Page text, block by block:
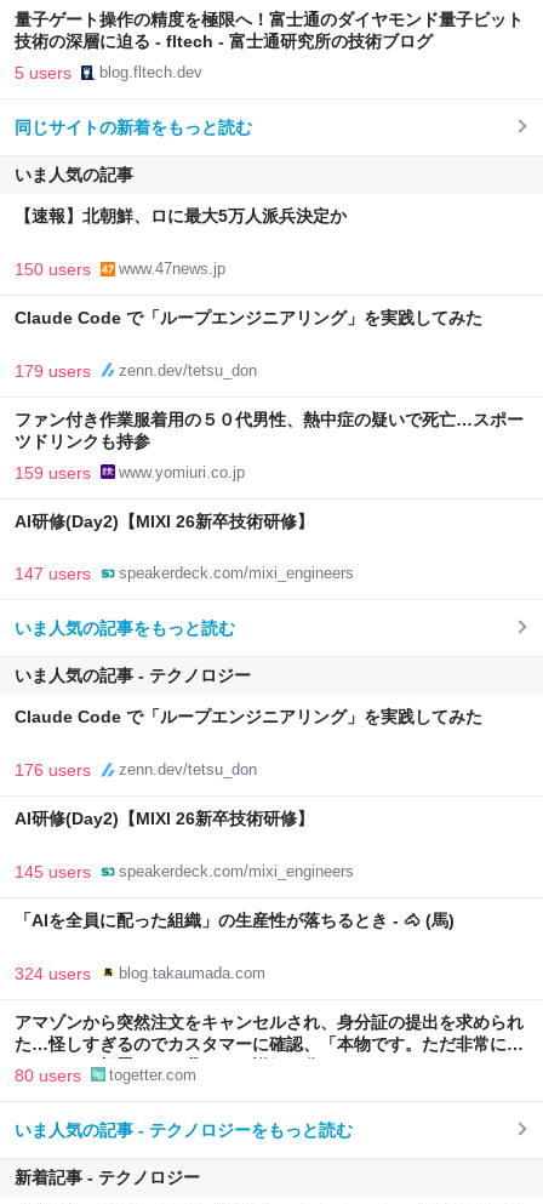
量子ゲート操作の精度を極限へ！富士通のダイヤモンド量子ビット
技術の深層に迫る - fltech - 富士通研究所の技術ブログ
5 users blog.fltech.dev
同じサイトの新着をもっと読む
いま人気の記事
【速報】北朝鮮、ロに最大5万人派兵決定か
150 users www.47news.jp
Claude Code で「ループエンジニアリング」を実践してみた
179 users zenn.dev/tetsu_don
ファン付き作業服着用の５０代男性、熱中症の疑いで死亡…スポー
ツドリンクも持参
159 users www.yomiuri.co.jp
AI研修(Day2)【MIXI 26新卒技術研修】
147 users speakerdeck.com/mixi_engineers
いま人気の記事をもっと読む
いま人気の記事 - テクノロジー
Claude Code で「ループエンジニアリング」を実践してみた
176 users zenn.dev/tetsu_don
AI研修(Day2)【MIXI 26新卒技術研修】
145 users speakerdeck.com/mixi_engineers
「AIを全員に配った組織」の生産性が落ちるとき - 🐴 (馬)
324 users blog.takaumada.com
アマゾンから突然注文をキャンセルされ、身分証の提出を求められ
た…怪しすぎるのでカスタマーに確認、「本物です。ただ非常に高
いレベルの部署なので我々にも詳細は分かりません」とのこと
80 users togetter.com
いま人気の記事 - テクノロジーをもっと読む
新着記事 - テクノロジー